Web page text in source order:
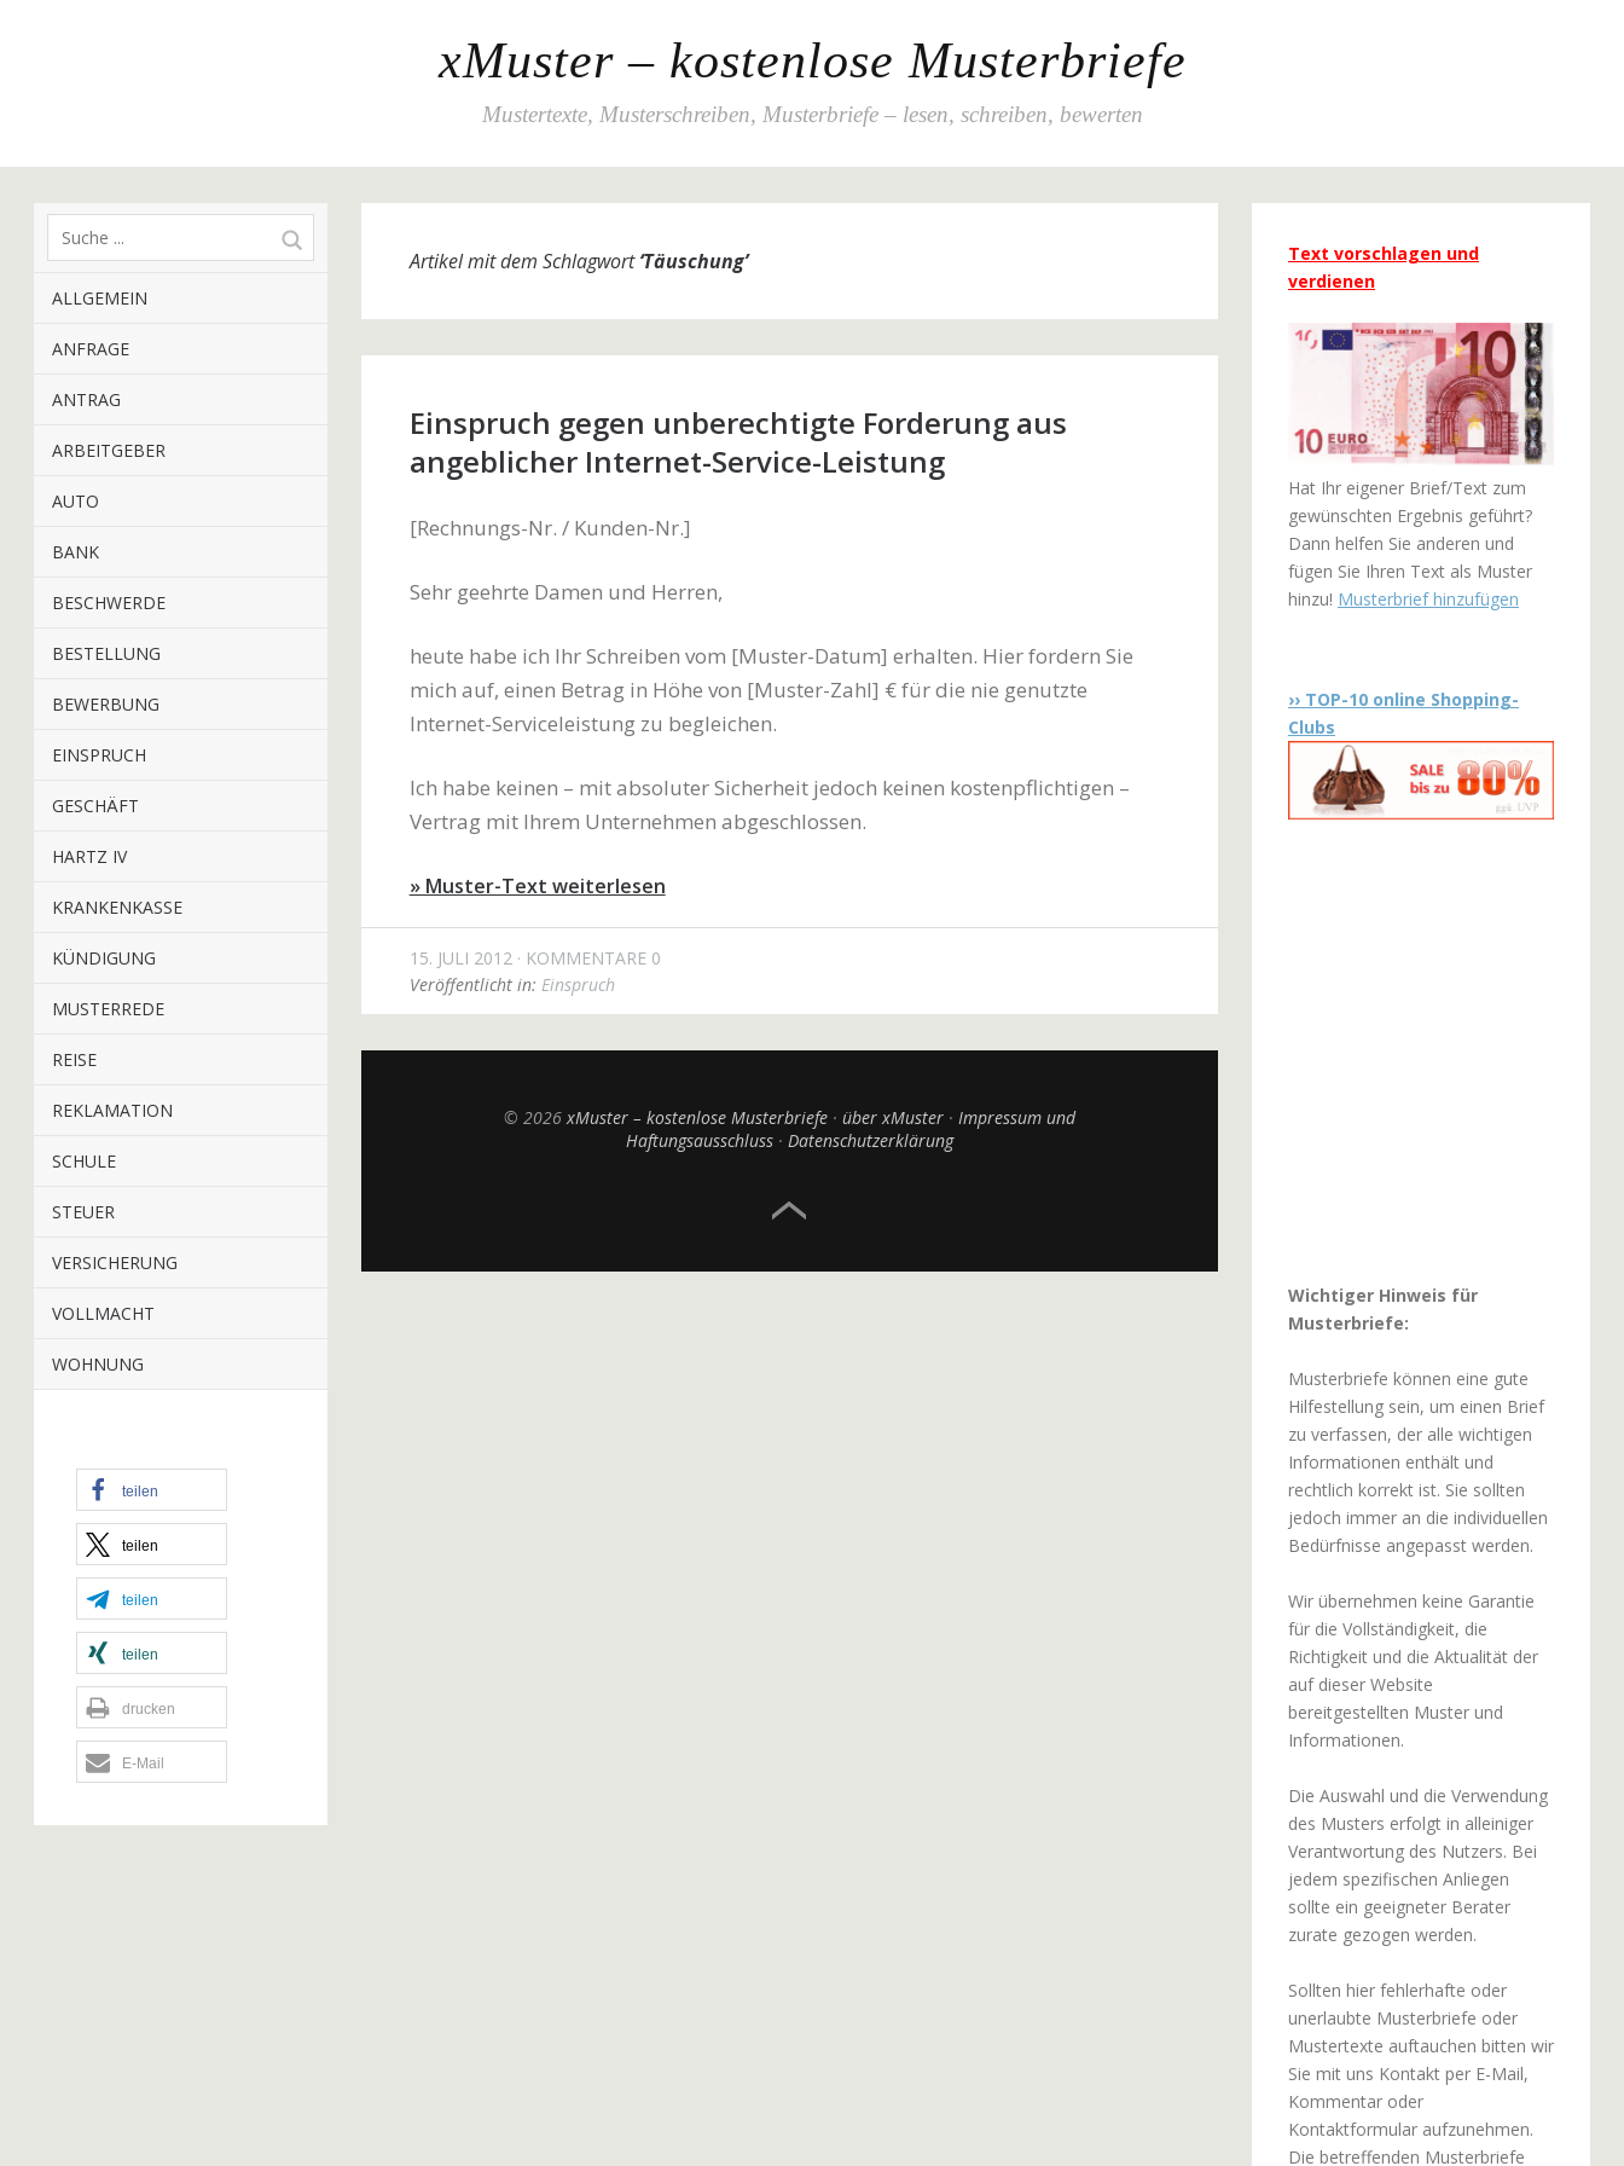
xMuster – kostenlose Musterbriefe
Mustertexte, Musterschreiben, Musterbriefe – lesen, schreiben, bewerten
ALLGEMEIN
ANFRAGE
ANTRAG
ARBEITGEBER
AUTO
BANK
BESCHWERDE
BESTELLUNG
BEWERBUNG
EINSPRUCH
GESCHÄFT
HARTZ IV
KRANKENKASSE
KÜNDIGUNG
MUSTERREDE
REISE
REKLAMATION
SCHULE
STEUER
VERSICHERUNG
VOLLMACHT
WOHNUNG
teilen
teilen
teilen
teilen
drucken
E-Mail
Artikel mit dem Schlagwort‘Täuschung’
Einspruch gegen unberechtigte Forderung aus
angeblicher Internet-Service-Leistung
[Rechnungs-Nr. / Kunden-Nr.]
Sehr geehrte Damen und Herren,
heute habe ich Ihr Schreiben vom [Muster-Datum] erhalten. Hier fordern Sie
mich auf, einen Betrag in Höhe von [Muster-Zahl] € für die nie genutzte
Internet-Serviceleistung zu begleichen.
Ich habe keinen – mit absoluter Sicherheit jedoch keinen kostenpflichtigen –
Vertrag mit Ihrem Unternehmen abgeschlossen.
» Muster-Text weiterlesen
15. JULI 2012
KOMMENTARE 0
Veröffentlicht in: Einspruch
© 2026xMuster – kostenlose Musterbriefe über xMuster
Impressum und
Haftungsausschluss
Datenschutzerklärung
Text vorschlagen und
verdienen
Hat Ihr eigener Brief/Text zum
gewünschten Ergebnis geführt?
Dann helfen Sie anderen und
fügen Sie Ihren Text als Muster
hinzu! Musterbrief hinzufügen
›› TOP-10 online Shopping-
Clubs
Wichtiger Hinweis für
Musterbriefe:
Musterbriefe können eine gute
Hilfestellung sein, um einen Brief
zu verfassen, der alle wichtigen
Informationen enthält und
rechtlich korrekt ist. Sie sollten
jedoch immer an die individuellen
Bedürfnisse angepasst werden.
Wir übernehmen keine Garantie
für die Vollständigkeit, die
Richtigkeit und die Aktualität der
auf dieser Website
bereitgestellten Muster und
Informationen.
Die Auswahl und die Verwendung
des Musters erfolgt in alleiniger
Verantwortung des Nutzers. Bei
jedem spezifischen Anliegen
sollte ein geeigneter Berater
zurate gezogen werden.
Sollten hier fehlerhafte oder
unerlaubte Musterbriefe oder
Mustertexte auftauchen bitten wir
Sie mit uns Kontakt per E-Mail,
Kommentar oder
Kontaktformular aufzunehmen.
Die betreffenden Musterbriefe